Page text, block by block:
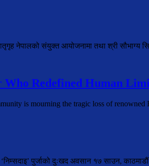
नेपालको संयुक्त आयोजनामा तथा श्री सौभाग्य
Redefined Human
is mourning the tragic loss of
‘निम्सदाइ’ पुर्जाको दुःखद अवसान १७ साउन,